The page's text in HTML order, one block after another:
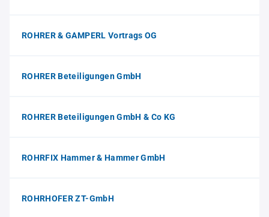
ROHRER & GAMPERL Vortrags OG
ROHRER Beteiligungen GmbH
ROHRER Beteiligungen GmbH & Co KG
ROHRFIX Hammer & Hammer GmbH
ROHRHOFER ZT-GmbH